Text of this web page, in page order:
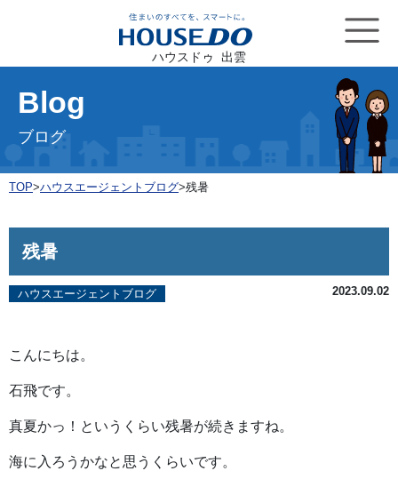
ハウスドゥ 出雲
Blog
ブログ
TOP>ハウスエージェントブログ>残暑
残暑
ハウスエージェントブログ 2023.09.02
こんにちは。
石飛です。
真夏かっ！というくらい残暑が続きますね。
海に入ろうかなと思うくらいです。